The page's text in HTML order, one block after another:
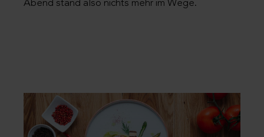
Abend stand also nichts mehr im Wege.